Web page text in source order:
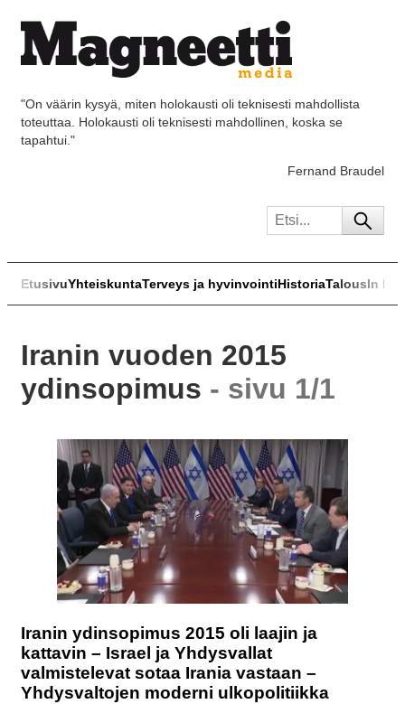
"On väärin kysyä, miten holokausti oli teknisesti mahdollista
toteuttaa. Holokausti oli teknisesti mahdollinen, koska se
tapahtui."
Fernand Braudel
EtusivuYhteiskuntaTerveys ja hyvinvointiHistoriaTalousIn
Iranin vuoden 2015
ydinsopimus - sivu 1/1
Iranin ydinsopimus 2015 oli laajin ja
kattavin – Israel ja Yhdysvallat
valmistelevat sotaa Irania vastaan –
Yhdysvaltojen moderni ulkopolitiikka